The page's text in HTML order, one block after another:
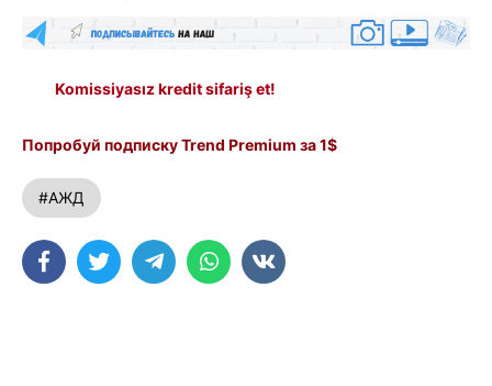
Komissiyasız kredit sifariş et!
Попробуй подписку Trend Premium за 1$
#АЖД